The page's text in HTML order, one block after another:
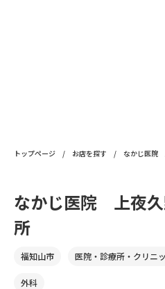
トップページ / お店を探す / なかじ医院
なかじ医院 上夜
所
福知山市 医院・診療所・クリニ
外科